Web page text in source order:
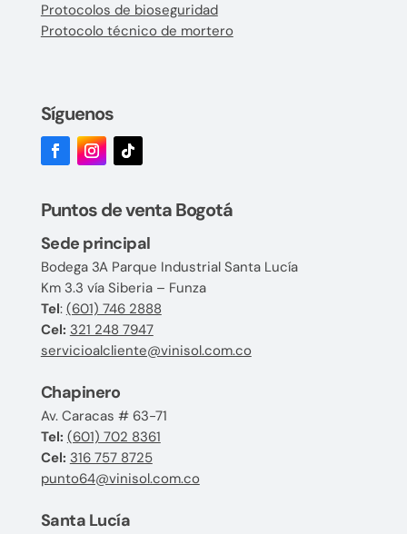
Protocolos de bioseguridad
Protocolo técnico de mortero
Síguenos
Puntos de venta Bogotá
Sede principal
Bodega 3A Parque Industrial Santa Lucía
Km 3.3 vía Siberia – Funza
Tel: (601) 746 2888
Cel: 321 248 7947
servicioalcliente@vinisol.com.co
Chapinero
Av. Caracas # 63-71
Tel: (601) 702 8361
Cel: 316 757 8725
punto64@vinisol.com.co
Santa Lucía